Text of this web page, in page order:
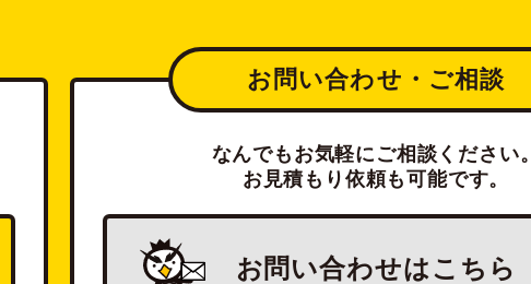
お問い合わせ・ご相談
なんでもお気軽にご相談ください。
お見積もり依頼も可能です。
お問い合わせはこちら